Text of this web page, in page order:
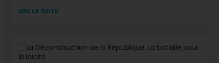
LIRE LA SUITE